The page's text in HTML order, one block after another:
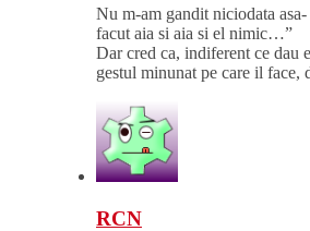
Nu m-am gandit niciodata
facut aia si aia si el nimic…”
Dar cred ca, indiferent ce dau
gestul minunat pe care il
RCN